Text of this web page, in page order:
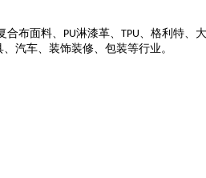
合布面料、 PU淋漆革、 TPU、格利特、
汽车、装饰装修、包装等行业。